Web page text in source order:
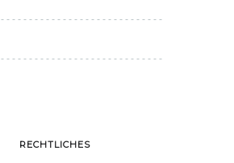
RECHTLICHES